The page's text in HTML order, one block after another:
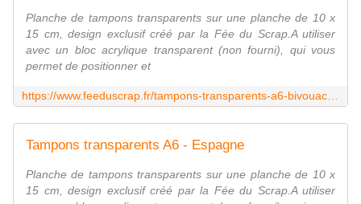
Planche de tampons transparents sur une planche de 10 x
15 cm, design exclusif créé par la Fée du Scrap.A utiliser
avec un bloc acrylique transparent (non fourni), qui vous
permet de positionner et
Tampons transparents A6 - Espagne
Planche de tampons transparents sur une planche de 10 x
15 cm, design exclusif créé par la Fée du Scrap.A utiliser